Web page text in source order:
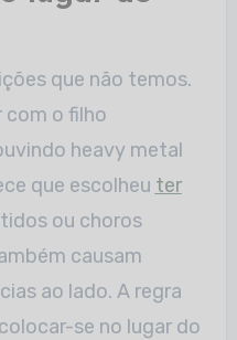
que não temos.
com o filho
heavy metal
que escolheu ter
ou choros
causam
ao lado. A regra
se no lugar do